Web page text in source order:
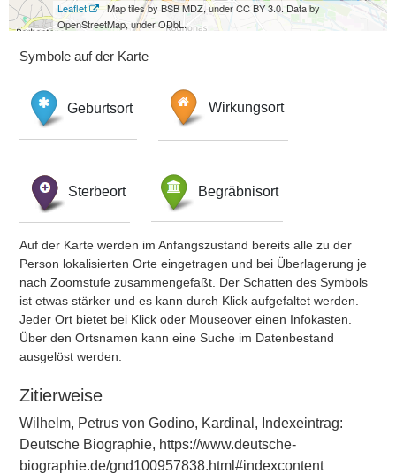
Leaflet
| Map tiles by BSB MDZ, under CC BY 3.0. Data by
OpenStreetMap, under ODbL.
Symbole auf der Karte
Geburtsort Wirkungsort
Sterbeort Begräbnisort
Auf der Karte werden im Anfangszustand bereits alle zu der
Person lokalisierten Orte eingetragen und bei Überlagerung je
nach Zoomstufe zusammengefaßt. Der Schatten des Symbols
ist etwas stärker und es kann durch Klick aufgefaltet werden.
Jeder Ort bietet bei Klick oder Mouseover einen Infokasten.
Über den Ortsnamen kann eine Suche im Datenbestand
ausgelöst werden.
Zitierweise
Wilhelm, Petrus von Godino, Kardinal, Indexeintrag:
Deutsche Biographie, https://www.deutsche-
biographie.de/gnd100957838.html#indexcontent